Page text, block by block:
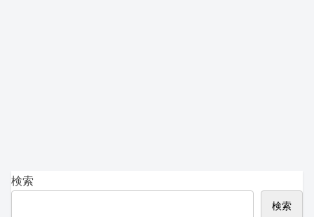
検索
検索